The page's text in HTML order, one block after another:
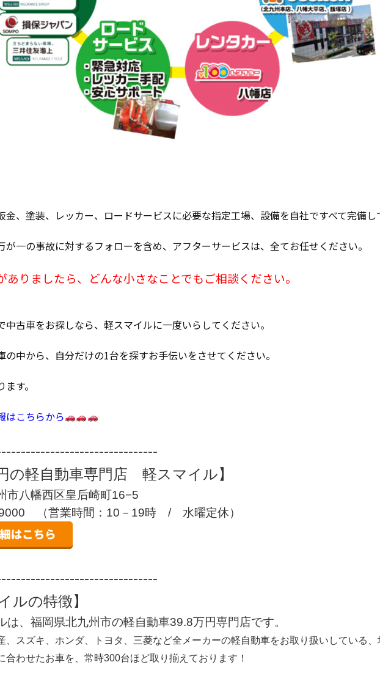
金、塗装、レッカー、ロードサービスに必要な指定工場、設備を自社ですべて完備し
が一の事故に対するフォローを含め、アフターサービスは、全てお任せください。
ありましたら、どんな小さなことでもご相談ください。
中古車をお探しなら、軽スマイルに一度いらしてください。
の中から、自分だけの1台を探すお手伝いをさせてください。
す。
はこちらから
の軽自動車専門店 軽スマイル】
市八幡西区皇后崎町16−5
（営業時間：10－19時 / 水曜定休）
ルの特徴】
、福岡県北九州市の軽自動車39.8万円専門店です。
、スズキ、ホンダ、トヨタ、三菱など全メーカーの軽自動車をお取り扱いしている
合わせたお車を、常時300台ほど取り揃えております！